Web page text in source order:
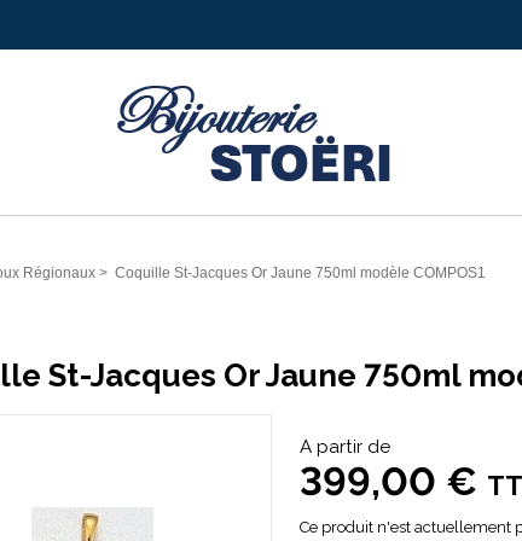
Régionaux > Coquille St-Jacques Or Jaune 750ml modèle COMPOS1
St-Jacques Or Jaune 750ml
A partir de
399,00 €
Ce produit n'est actuellement